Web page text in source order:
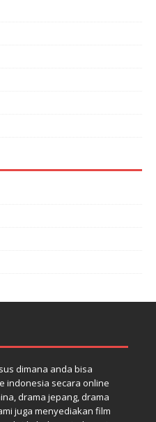
dimana anda bisa
indonesia secara online
drama jepang, drama
juga menyediakan film